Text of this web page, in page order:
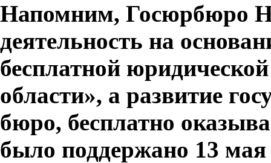
Напомним, Госюрбюро
деятельность на
бесплатной
области», а развитие
бюро, бесплатно
было поддержано 13 мая